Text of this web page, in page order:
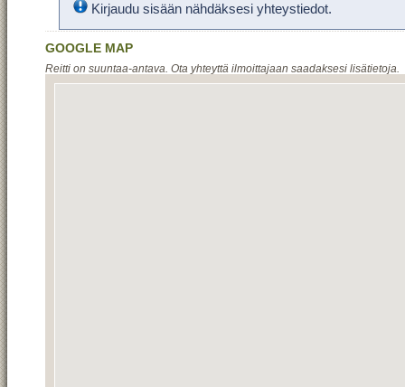
Kirjaudu sisään nähdäksesi yhteystiedot.
GOOGLE MAP
Reitti on suuntaa-antava. Ota yhteyttä ilmoittajaan saadaksesi lisätietoja.